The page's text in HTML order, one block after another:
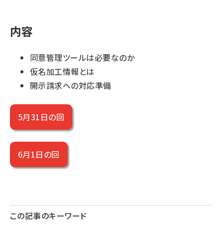
内容
同意管理ツールは必要なのか
仮名加工情報とは
開示請求への対応準備
5月31日の回
6月1日の回
この記事のキーワード